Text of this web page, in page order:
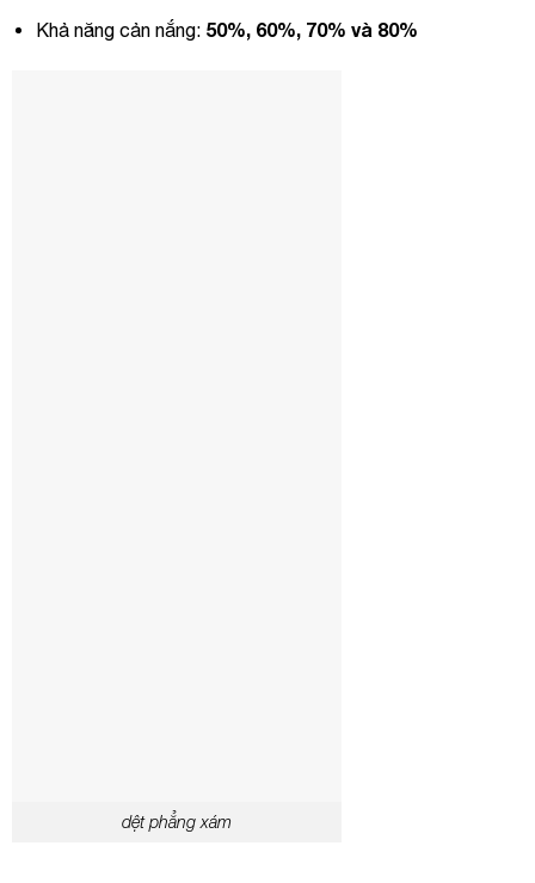
Khả năng cản nắng: 50%, 60%, 70% và 80%
dệt phẳng xám